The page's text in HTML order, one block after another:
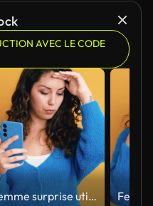
AVEC LE CODE
Femme surprise utilisant un smartphone exprimant son incrédulité. Vertical